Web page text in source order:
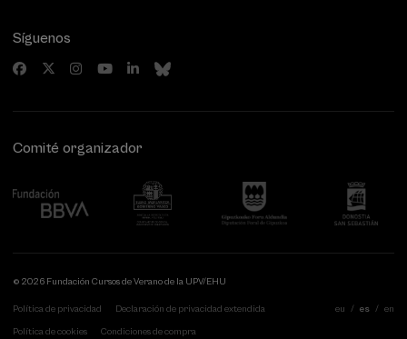
Síguenos
Comité organizador
© 2026 Fundación Cursos de Verano de la UPV/EHU
Política de privacidad Declaración de privacidad extendida
Política de cookies Condiciones de compra
eu es en